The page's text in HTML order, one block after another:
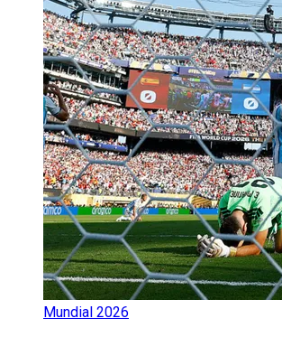
Mundial 2026